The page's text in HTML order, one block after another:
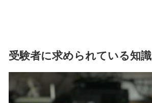
受験者に求められている知識